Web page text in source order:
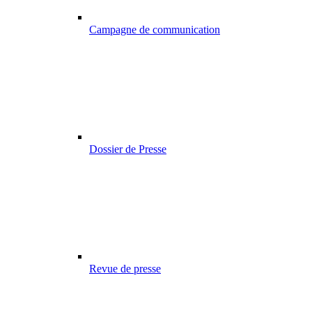
Campagne de communication
Dossier de Presse
Revue de presse